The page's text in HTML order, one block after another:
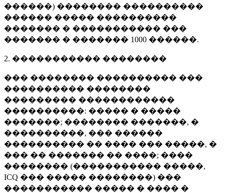
������) �������� ����������
������ ����� ����������
������� � ����������� ���
������� � ������� 1000 ������.
2. ����������� ��������
��� �������� ���������� ���
���������� ��������
��������� ������������
����������: ����� � �����
�������; �������� �������, �
����������, ��� ������
���������� �� ���� ��� �����, �
��� �� ������� �� ����; ����
�������� (����������� �����,
ICQ ��� ����� ��������) ���
����������� ����� � ���� �